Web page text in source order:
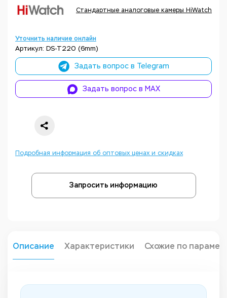
Стандартные аналоговые камеры HiWatch
Уточнить наличие онлайн
Артикул: DS-T220 (6mm)
Задать вопрос в Telegram
Задать вопрос в MAX
Подробная информация об оптовых ценах и скидках
Запросить информацию
Описание Характеристики Схожие по